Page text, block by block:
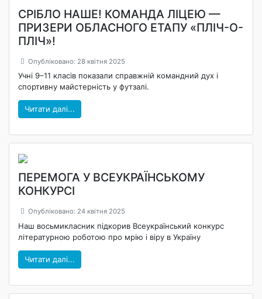
СРІБЛО НАШЕ! КОМАНДА ЛІЦЕЮ —
ПРИЗЕРИ ОБЛАСНОГО ЕТАПУ «ПЛІЧ-О-
ПЛІЧ»!
Опубліковано: 28 квітня 2025
Учні 9–11 класів показали справжній командний дух і
спортивну майстерність у футзалі.
Читати далі...
ПЕРЕМОГА У ВСЕУКРАЇНСЬКОМУ
КОНКУРСІ
Опубліковано: 24 квітня 2025
Наш восьмикласник підкорив Всеукраїнський конкурс
літературною роботою про мрію і віру в Україну
Читати далі...